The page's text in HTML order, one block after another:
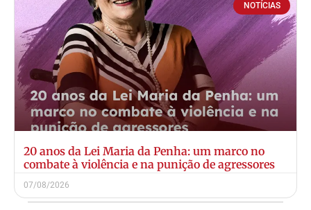
NOTÍCIAS
20 anos da Lei Maria da Penha: um marco no
combate à violência e na punição de agressores
07/08/2026